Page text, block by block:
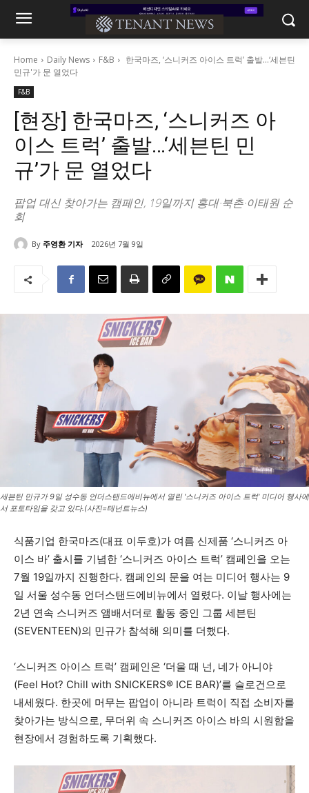
Home Daily News F&B
한국마즈, ‘스니커즈 아이스 트럭’ 출발…‘세븐틴
민규'가 문 열었다
F&B
[현장] 한국마즈, ‘스니커즈 아
이스 트럭’ 출발…‘세븐틴 민
규’가 문 열었다
팝업 대신 찾아가는 캠페인, 19일까지 홍대·북촌·이태원 순
회
By 주영환 기자 2026년 7월 9일
세븐틴 민규가 9일 성수동 언더스탠드에비뉴에서 열린 '스니커즈 아이스 트럭' 미디어 행사에
서 포토타임을 갖고 있다.(사진=테넌트뉴스)
식품기업 한국마즈(대표 이두호)가 여름 신제품 ‘스니커즈 아
이스 바’ 출시를 기념한 ‘스니커즈 아이스 트럭’ 캠페인을 오는
7월 19일까지 진행한다. 캠페인의 문을 여는 미디어 행사는 9
일 서울 성수동 언더스탠드에비뉴에서 열렸다. 이날 행사에는
2년 연속 스니커즈 앰배서더로 활동 중인 그룹 세븐틴
(SEVENTEEN)의 민규가 참석해 의미를 더했다.
‘스니커즈 아이스 트럭’ 캠페인은 ‘더울 때 넌, 네가 아니야
(Feel Hot? Chill with SNICKERS® ICE BAR)’를 슬로건으로
내세웠다. 한곳에 머무는 팝업이 아니라 트럭이 직접 소비자를
찾아가는 방식으로, 무더위 속 스니커즈 아이스 바의 시원함을
현장에서 경험하도록 기획했다.